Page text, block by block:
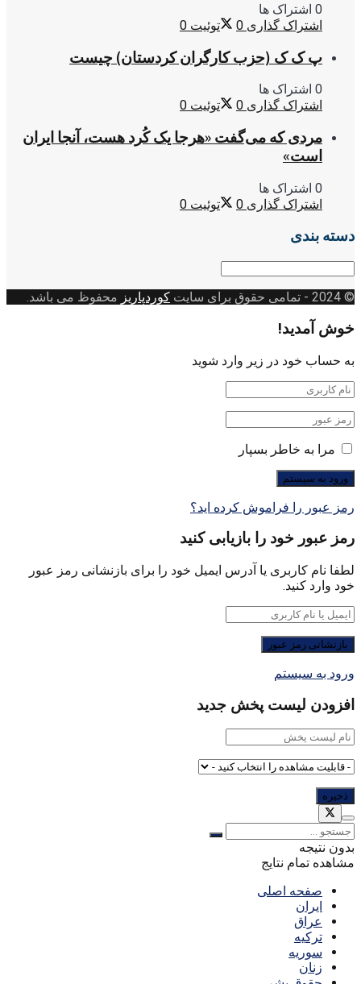
0 اشتراک ها
اشتراک گذاری 0 توئیت 0
پ ک ک (حزب کارگران کردستان) چیست
0 اشتراک ها
اشتراک گذاری 0 توئیت 0
مردی که می‌گفت «هرجا یک کُرد هست، آنجا ایران
است»
0 اشتراک ها
اشتراک گذاری 0 توئیت 0
دسته بندی
دسته
© 2024
- تمامی حقوق برای سایت کوردپاریز محفوظ می باشد.
خوش آمدید!
به حساب خود در زیر وارد شوید
مرا به خاطر بسپار
رمز عبور را فراموش کرده اید؟
رمز عبور خود را بازیابی کنید
لطفا نام کاربری یا آدرس ایمیل خود را برای بازنشانی رمز عبور
خود وارد کنید.
ورود به سیستم
افزودن لیست پخش جدید
بدون نتیجه
مشاهده تمام نتایج
صفحه اصلی
ایران
عراق
ترکیه
سوریه
زنان